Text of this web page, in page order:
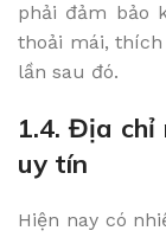
phải đảm bảo
thoải mái,
lần sau đó.
1.4. Địa chỉ
uy tín
Hiện nay có